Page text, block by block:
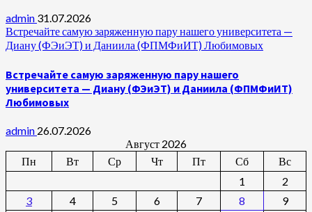
admin 31.07.2026
Встречайте самую заряженную пару нашего университета —
Диану (ФЭиЭТ) и Даниила (ФПМФиИТ) Любимовых
Встречайте самую заряженную пару нашего
университета — Диану (ФЭиЭТ) и Даниила (ФПМФиИТ)
Любимовых
admin 26.07.2026
Август 2026
Пн
Вт Ср Чт Пт Сб
Вс
1
2
3
4 5 6 7 8
9